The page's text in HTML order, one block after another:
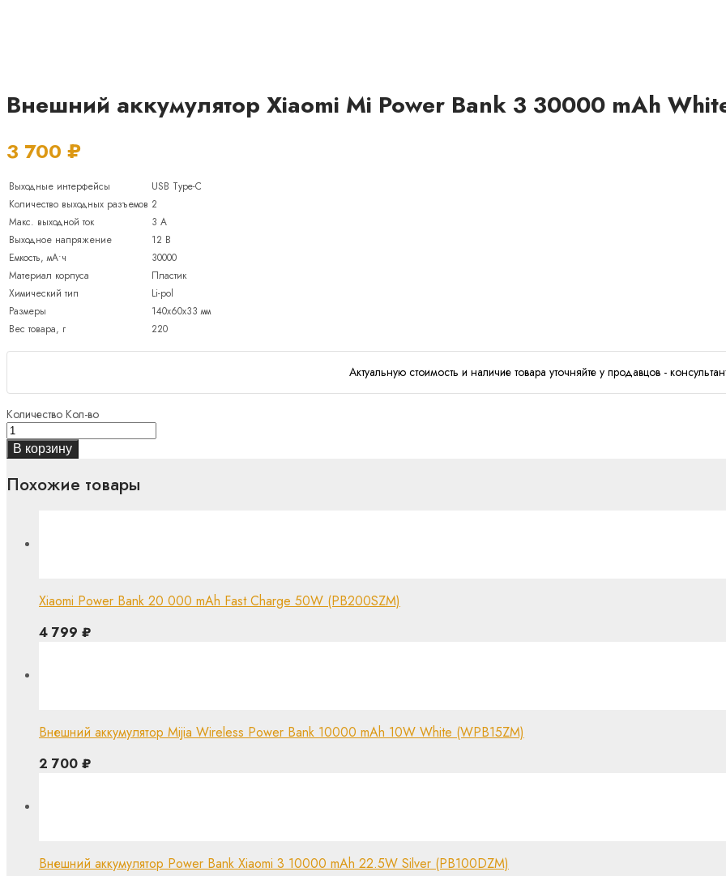
Внешний аккумулятор Xiaomi Mi Power Bank 3 30000 mAh
3 700 ₽
Выходные интерфейсы
USB Type-C
Количество выходных разъемов 2
Макс. выходной ток
3 А
Выходное напряжение
12 В
Емкость, мА•ч
30000
Материал корпуса
Пластик
Химический тип
Li-pol
Размеры
140x60x33 мм
Вес товара, г
220
Актуальную стоимость и наличие товара уточняйте у продавцов -
Количество Кол-во
В корзину
Похожие товары
Xiaomi Power Bank 20 000 mAh Fast Charge 50W (PB200SZM)
4 799 ₽
Внешний аккумулятор Mijia Wireless Power Bank 10000 mAh 10W White (WPB15ZM)
2 700 ₽
Внешний аккумулятор Power Bank Xiaomi 3 10000 mAh 22.5W Silver (PB100DZM)